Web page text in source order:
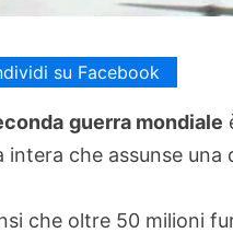
su Facebook
guerra mondiale
intera che assunse una
che oltre 50 milioni